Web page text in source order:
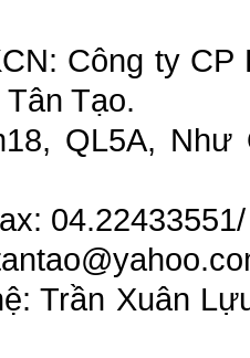
Công ty CP
Tạo.
QL5A, Như
Trần Xuân